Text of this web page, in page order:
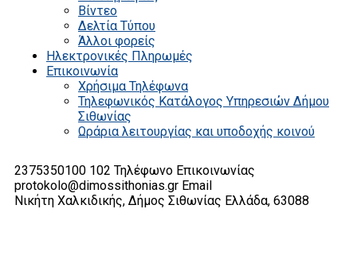
Βίντεο
Δελτία Τύπου
Άλλοι φορείς
Ηλεκτρονικές Πληρωμές
Επικοινωνία
Χρήσιμα Τηλέφωνα
Τηλεφωνικός Κατάλογος Υπηρεσιών Δήμου
Σιθωνίας
Ωράρια λειτουργίας και υποδοχής κοινού
2375350100 102 Τηλέφωνο Επικοινωνίας
protokolo@dimossithonias.gr Email
Νικήτη Χαλκιδικής, Δήμος Σιθωνίας Ελλάδα, 63088